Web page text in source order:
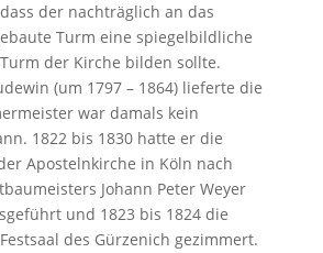
der nachträglich an das
Turm eine spiegelbildliche
der Kirche bilden sollte.
(um 1797 – 1864) lieferte die
war damals kein
1822 bis 1830 hatte er die
Apostelnkirche in Köln nach
Johann Peter Weyer
und 1823 bis 1824 die
des Gürzenich gezimmert.